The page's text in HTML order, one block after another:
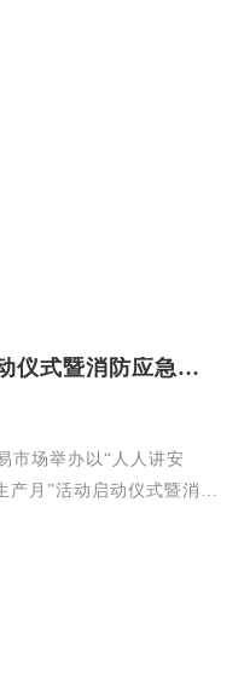
集团举办“安全生产月”启动仪式暨消防应急演练活动
市场举办以“人人讲安
月”活动启动仪式暨消防